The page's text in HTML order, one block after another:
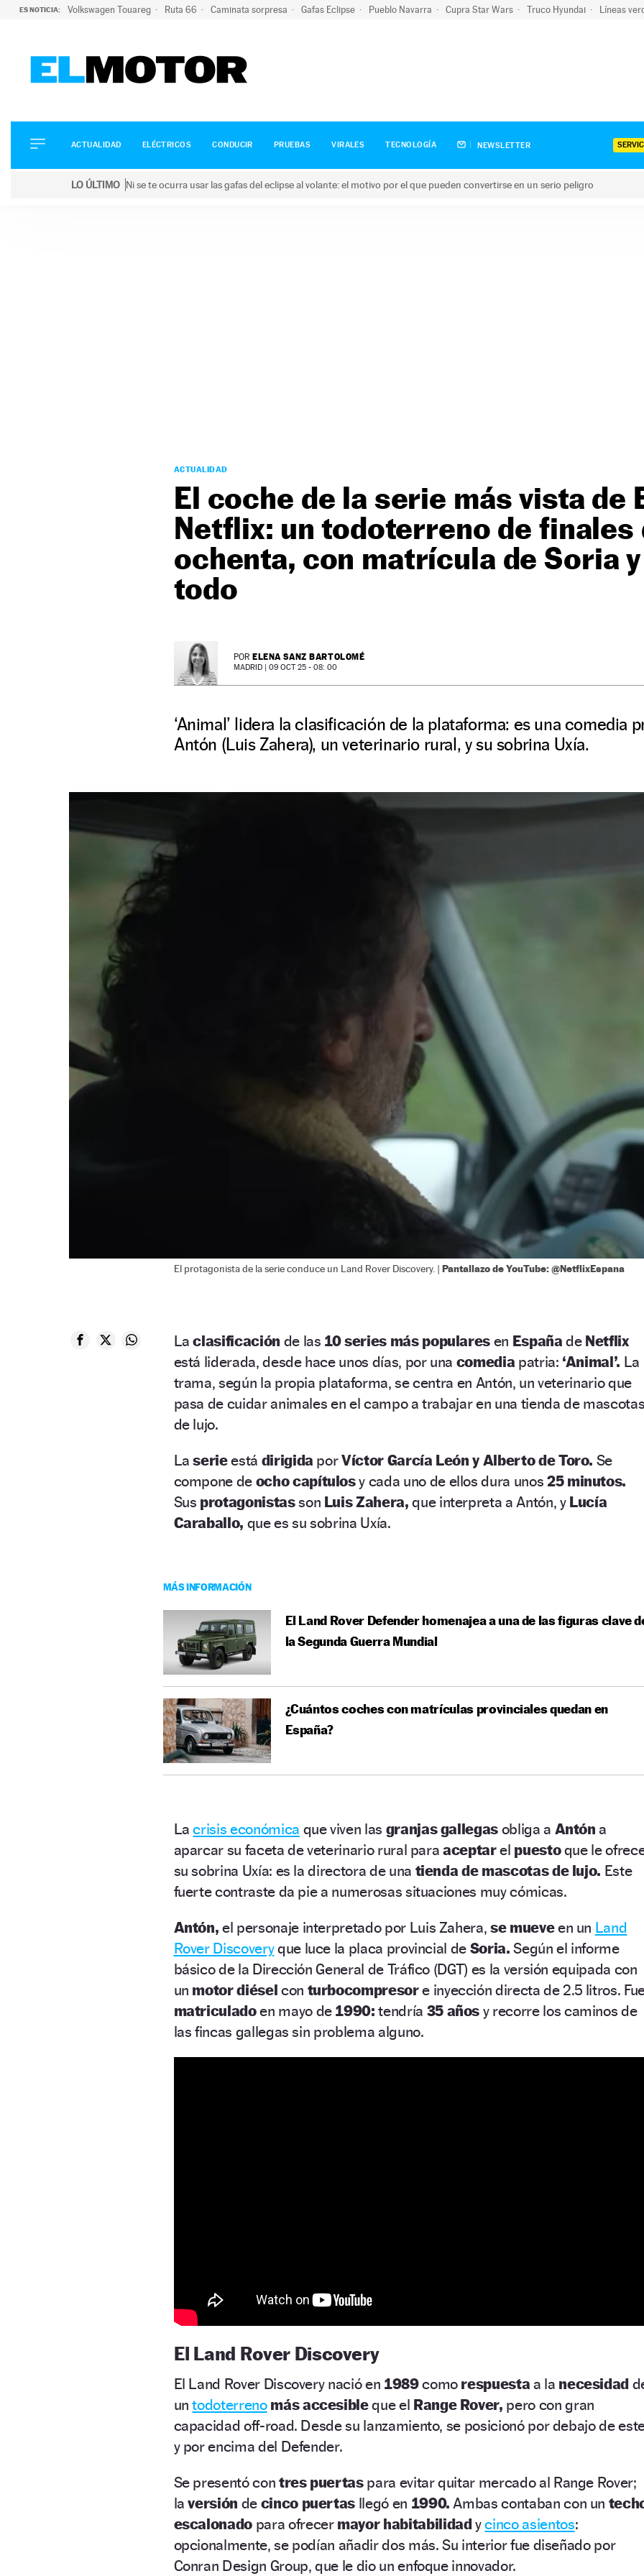
ES NOTICIA: Volkswagen Touareg Ruta 66 Caminata sorpresa Gafas Eclipse Pueblo Navarra Cupra Star Wars Truco Hyundai Líneas
ELÉCTRICOS
CONDUCIR
ACTUALIDAD ELÉCTRICOS CONDUCIR PRUEBAS VIRALES TECNOLOGÍA NEWSLETTER
LO ÚLTIMO Ni se te ocurra usar las gafas del eclipse al volante: el motivo por el que pueden convertirse en un serio peligro
ACTUALIDAD
El coche de la serie más vista de
Netflix: un todoterreno de finales
ochenta, con matrícula de Soria
todo
POR ELENA SANZ BARTOLOMÉ
MADRID | 09 OCT 25 - 08: 00
‘Animal’ lidera la clasificación de la plataforma: es una comedia
Antón (Luis Zahera), un veterinario rural, y su sobrina Uxía.
El protagonista de la serie conduce un Land Rover Discovery. | Pantallazo de YouTube: @NetflixEspana
Laclasificación de las 10 series más populares en Españade Netflix
está liderada, desde hace unos días, por una comedia patria: ‘Animal’. La
trama, según la propia plataforma, se centra en Antón, un veterinario que
pasa de cuidar animales en el campo a trabajar en una tienda de mascotas
de lujo.
Laserieestá dirigida porVíctor García León y Alberto de Toro. Se
compone de ocho capítulosy cada uno de ellos dura unos 25 minutos.
Sus protagonistasson Luis Zahera,que interpreta a Antón, y Lucía
Caraballo, que es su sobrina Uxía.
MÁS INFORMACIÓN
El Land Rover Defender homenajea a una de las figuras clave
la Segunda Guerra Mundial
¿Cuántos coches con matrículas provinciales quedan en
España?
Lacrisis económica que viven las granjas gallegas obliga a Antóna
aparcar su faceta de veterinario rural paraaceptarel puestoque le
su sobrina Uxía: es la directora de una tienda de mascotas de lujo. Este
fuerte contraste da pie a numerosas situaciones muy cómicas.
Antón, el personaje interpretado por Luis Zahera,se mueveen un Land
Rover Discoveryque luce la placa provincial de Soria. Según el informe
básico de la Dirección General de Tráfico (DGT) es la versión equipada con
un motor diésel con turbocompresore inyección directa de 2.5 litros.
matriculadoen mayo de 1990:tendría 35 años y recorre los caminos de
las fincas gallegas sin problema alguno.
El Land Rover Discovery
El Land Rover Discovery nació en 1989como respuesta a la necesidad
untodoterreno más accesibleque el Range Rover, pero con gran
capacidad off-road. Desde su lanzamiento, se posicionó por debajo de
y por encima del Defender.
Se presentó con tres puertaspara evitar quitar mercado al Range Rover;
laversión de cinco puertas llegó en 1990.Ambas contaban con un
escalonado para ofrecer mayor habitabilidadycinco asientos:
opcionalmente, se podían añadir dos más. Su interior fue diseñado por
Conran Design Group, que le dio un enfoque innovador.